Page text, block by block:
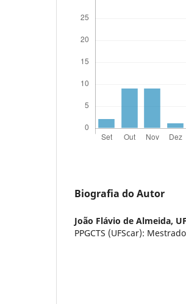
Biografia do Autor
João Flávio de Almeida,
PPGCTS (UFScar):